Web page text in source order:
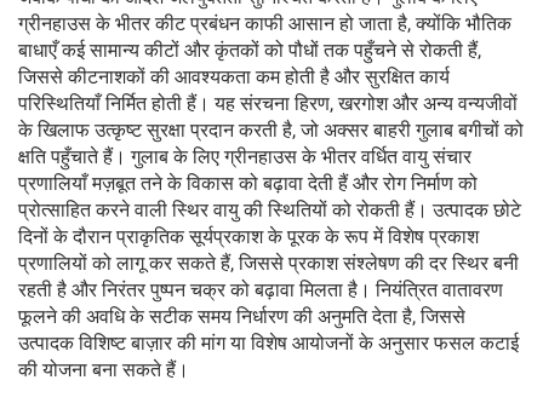
ग्रीनहाउस के भीतर कीट प्रबंधन काफी आसान हो जाता है, क्योंकि भौतिक
बाधाएँ कई सामान्य कीटों और कृंतकों को पौधों तक पहुँचने से रोकती हैं,
जिससे कीटनाशकों की आवश्यकता कम होती है और सुरक्षित कार्य
परिस्थितियाँ निर्मित होती हैं। यह संरचना हिरण, खरगोश और अन्य वन्यजीवों
के खिलाफ उत्कृष्ट सुरक्षा प्रदान करती है, जो अक्सर बाहरी गुलाब बगीचों को
क्षति पहुँचाते हैं। गुलाब के लिए ग्रीनहाउस के भीतर वर्धित वायु संचार
प्रणालियाँ मज़बूत तने के विकास को बढ़ावा देती हैं और रोग निर्माण को
प्रोत्साहित करने वाली स्थिर वायु की स्थितियों को रोकती हैं। उत्पादक छोटे
दिनों के दौरान प्राकृतिक सूर्यप्रकाश के पूरक के रूप में विशेष प्रकाश
प्रणालियों को लागू कर सकते हैं, जिससे प्रकाश संश्लेषण की दर स्थिर बनी
रहती है और निरंतर पुष्पन चक्र को बढ़ावा मिलता है। नियंत्रित वातावरण
फूलने की अवधि के सटीक समय निर्धारण की अनुमति देता है, जिससे
उत्पादक विशिष्ट बाज़ार की मांग या विशेष आयोजनों के अनुसार फसल कटाई
की योजना बना सकते हैं।